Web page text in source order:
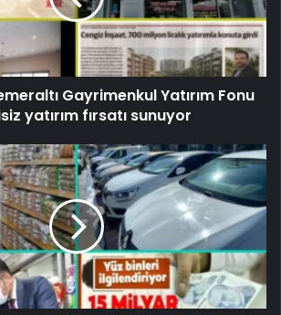
Gayrimenkul Yatırım Fonu
yatırım fırsatı sunuyor